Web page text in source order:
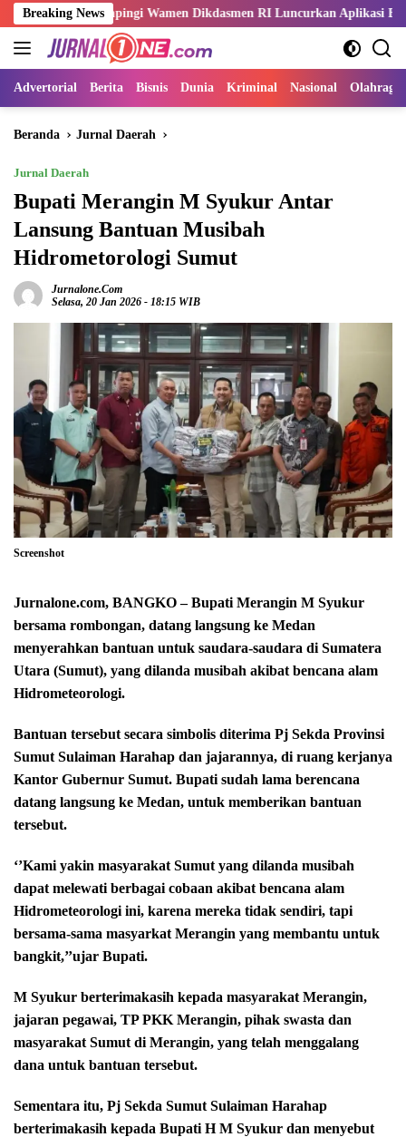
Langsung
ke
konten
Breaking NewsWamen Dikdasmen RI Luncurkan Aplikasi Bungo Pintar
Advertorial Berita Bisnis Dunia Kriminal Nasional Olahraga
Beranda Jurnal Daerah
Jurnal Daerah
Bupati Merangin M Syukur Antar
Lansung Bantuan Musibah
Hidrometorologi Sumut
Jurnalone.com
Selasa, 20 Jan 2026 - 18:15 WIB
Screenshot
Jurnalone.com, BANGKO – Bupati Merangin M Syukur
bersama rombongan, datang langsung ke Medan
menyerahkan bantuan untuk saudara-saudara di Sumatera
Utara (Sumut), yang dilanda musibah akibat bencana alam
Hidrometeorologi.
Bantuan tersebut secara simbolis diterima Pj Sekda Provinsi
Sumut Sulaiman Harahap dan jajarannya, di ruang kerjanya
Kantor Gubernur Sumut. Bupati sudah lama berencana
datang langsung ke Medan, untuk memberikan bantuan
tersebut.
‘’Kami yakin masyarakat Sumut yang dilanda musibah
dapat melewati berbagai cobaan akibat bencana alam
Hidrometeorologi ini, karena mereka tidak sendiri, tapi
bersama-sama masyarkat Merangin yang membantu untuk
bangkit,’’ujar Bupati.
M Syukur berterimakasih kepada masyarakat Merangin,
jajaran pegawai, TP PKK Merangin, pihak swasta dan
masyarakat Sumut di Merangin, yang telah menggalang
dana untuk bantuan tersebut.
Sementara itu, Pj Sekda Sumut Sulaiman Harahap
berterimakasih kepada Bupati H M Syukur dan menyebut